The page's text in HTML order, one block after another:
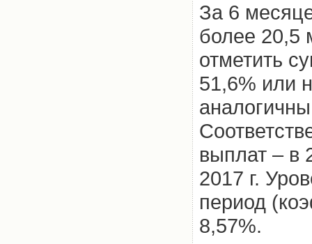
За 6
более 20,5
отметить
51,6% или
выплат – в
2017 г.
период
8,57%.